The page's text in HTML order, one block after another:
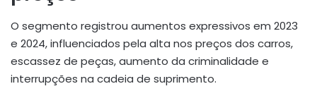
O segmento registrou aumentos expressivos em 2023
e 2024, influenciados pela alta nos preços dos carros,
escassez de peças, aumento da criminalidade e
interrupções na cadeia de suprimento.